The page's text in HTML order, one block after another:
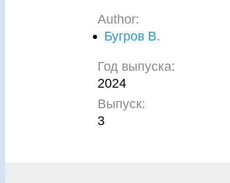
Author:
Бугров В.
Год выпуска:
2024
Выпуск:
3